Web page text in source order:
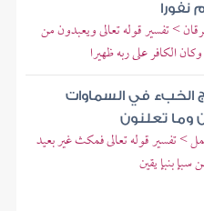
نفورا
> تفسير قوله تعالى ويعبدون من
الكافر على ربه ظهيرا
الخبء في السماوات
وما تعلنون
> تفسير قوله تعالى فمكث غير بعيد
بنبإ يقين